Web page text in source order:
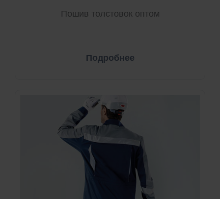
Пошив толстовок оптом
Подробнее